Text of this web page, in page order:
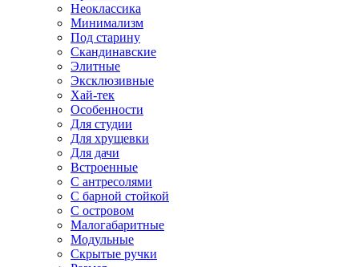
Неоклассика
Минимализм
Под старину
Скандинавские
Элитные
Эксклюзивные
Хай-тек
Особенности
Для студии
Для хрущевки
Для дачи
Встроенные
С антресолями
С барной стойкой
С островом
Малогабаритные
Модульные
Скрытые ручки